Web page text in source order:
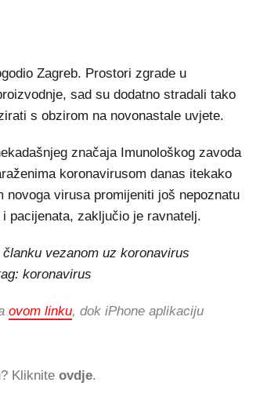
Zagreb. Prostori zgrade u
sad su dodatno stradali tako
s obzirom na novonastale uvjete.
značaja Imunološkog zavoda
koronavirusom danas itekako
virusa promijeniti još nepoznatu
pacijenata, zaključio je ravnatelj.
vezanom uz koronavirus
koronavirus
ovom linku, dok iPhone aplikaciju
Kliknite ovdje.